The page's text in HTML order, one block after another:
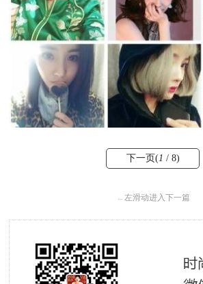
下一页(1 / 8)
← 左滑动进入下一篇